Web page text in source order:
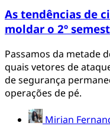
As tendências de
moldar o 2º
Passamos da metade
quais vetores de
de segurança
operações de pé.
Mirian